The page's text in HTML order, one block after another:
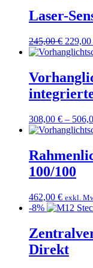
Laser-
245,00€
Preis
229,00
308,00 € –
100/100
462,00 € exkl.
-8%
Direkt